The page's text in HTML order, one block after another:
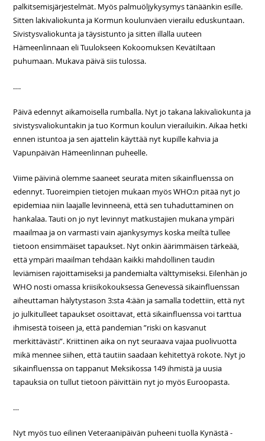
palkitsemisjärjestelmät. Myös palmuöljykysymys tänäänkin esille.
Sitten lakivaliokunta ja Kormun koulunväen vierailu eduskuntaan.
Sivistysvaliokunta ja täysistunto ja sitten illalla uuteen
Hämeenlinnaan eli Tuulokseen Kokoomuksen Kevätiltaan
puhumaan. Mukava päivä siis tulossa.
….
Päivä edennyt aikamoisella rumballa. Nyt jo takana lakivaliokunta ja
sivistysvaliokuntakin ja tuo Kormun koulun vierailuikin. Aikaa hetki
ennen istuntoa ja sen ajattelin käyttää nyt kupille kahvia ja
Vapunpäivän Hämeenlinnan puheelle.
Viime päivinä olemme saaneet seurata miten sikainfluenssa on
edennyt. Tuoreimpien tietojen mukaan myös WHO:n pitää nyt jo
epidemiaa niin laajalle levinneenä, että sen tuhaduttaminen on
hankalaa. Tauti on jo nyt levinnyt matkustajien mukana ympäri
maailmaa ja on varmasti vain ajankysymys koska meiltä tullee
tietoon ensimmäiset tapaukset. Nyt onkin äärimmäisen tärkeää,
että ympäri maailman tehdään kaikki mahdollinen taudin
leviämisen rajoittamiseksi ja pandemialta välttymiseksi. Eilenhän jo
WHO nosti omassa kriisikokouksessa Genevessä sikainfluenssan
aiheuttaman hälytystason 3:sta 4:ään ja samalla todettiin, että nyt
jo julkitulleet tapaukset osoittavat, että sikainfluenssa voi tarttua
ihmisestä toiseen ja, että pandemian ”riski on kasvanut
merkittävästi”. Kriittinen aika on nyt seuraava vajaa puolivuotta
mikä mennee siihen, että tautiin saadaan kehitettyä rokote. Nyt jo
sikainfluenssa on tappanut Meksikossa 149 ihmistä ja uusia
tapauksia on tullut tietoon päivittäin nyt jo myös Euroopasta.
…
Nyt myös tuo eilinen Veteraanipäivän puheeni tuolla Kynästä -